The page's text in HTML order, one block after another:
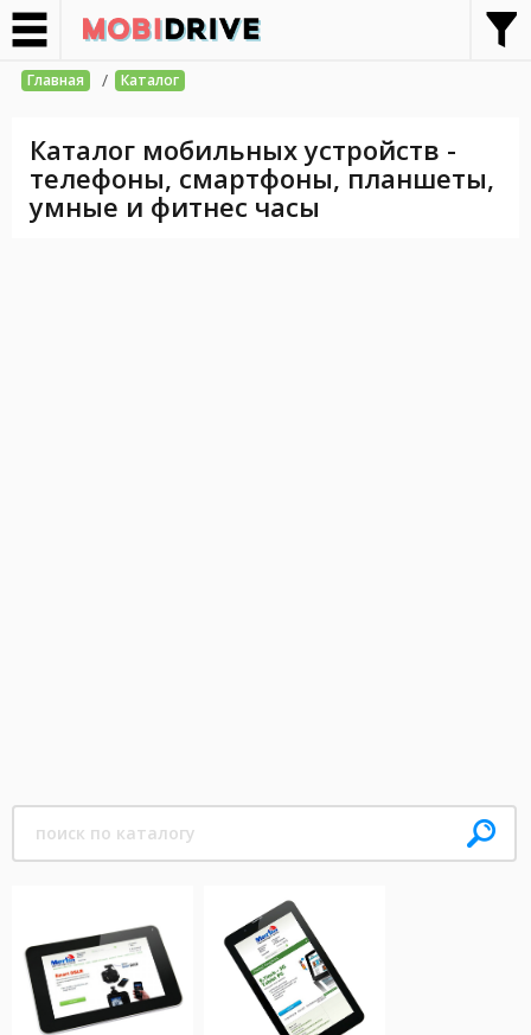
Главная / Каталог
Каталог мобильных устройств -
телефоны, смартфоны, планшеты,
умные и фитнес часы